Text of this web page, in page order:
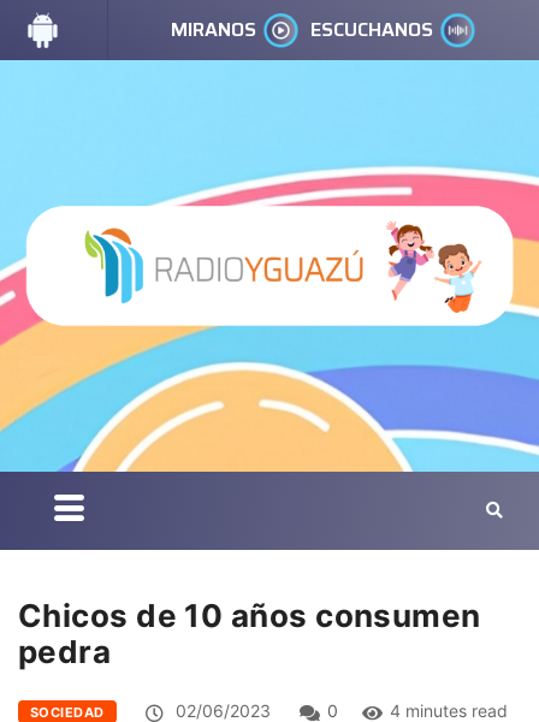
MIRANOS ESCUCHANOS
Chicos de 10 años consumen
pedra
SOCIEDAD 02/06/2023 0 4 minutes read